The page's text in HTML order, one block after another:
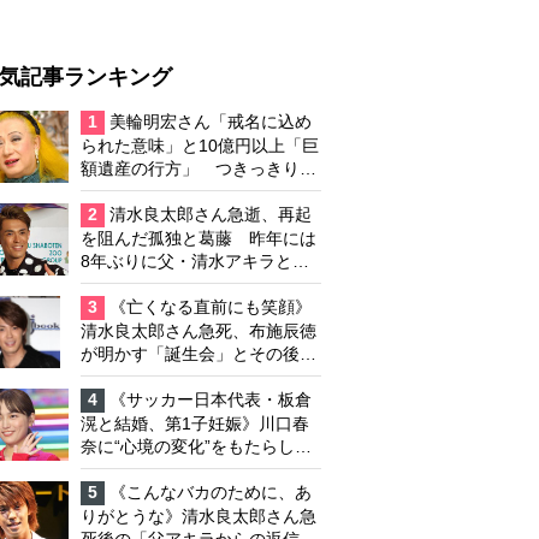
記事ランキング
1
美輪明宏さん「戒名に込め
られた意味」と10億円以上「巨
額遺産の行方」 つきっきりで
私生活をサポートしていた元俳
優が相続か
2
清水良太郎さん急逝、再起
を阻んだ孤独と葛藤 昨年には
8年ぶりに父・清水アキラと共
演、本格的な活動再開に向かっ
ていたが…周囲が懸念していた
「不安定なところ」
3
《亡くなる直前にも笑顔》
清水良太郎さん急死、布施辰徳
が明かす「誕生会」とその後の
メッセージ
4
《サッカー日本代表・板倉
滉と結婚、第1子妊娠》川口春
奈に“心境の変化”をもたらした
主演映画『ママせか』 身を削
って「がんに蝕まれる母」を演
じた壮絶な撮影現場
5
《こんなバカのために、あ
りがとうな》清水良太郎さん急